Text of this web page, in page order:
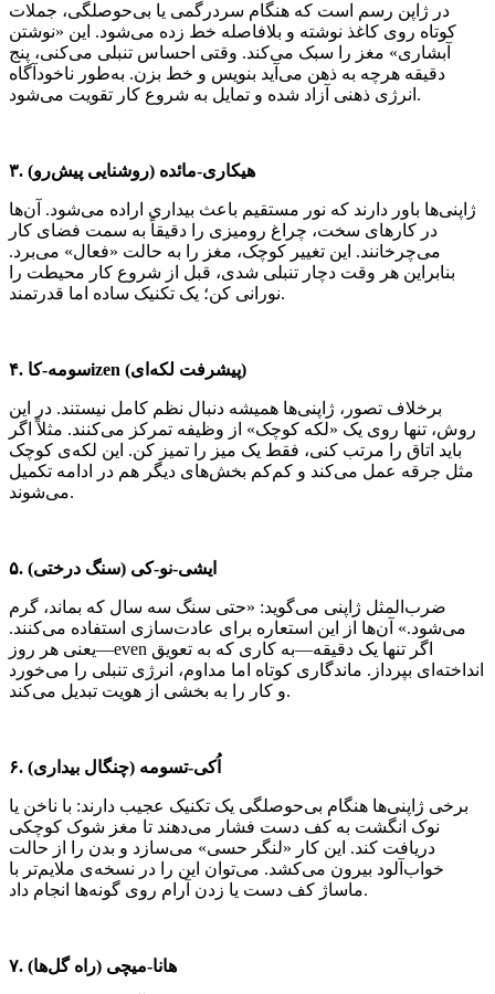
در ژاپن رسم است که هنگام سردرگمی یا بی‌حوصلگی، جملات
کوتاه روی کاغذ نوشته و بلافاصله خط زده می‌شود. این «نوشتن
آبشاری» مغز را سبک می‌کند. وقتی احساس تنبلی می‌کنی، پنج
دقیقه هرچه به ذهن می‌آید بنویس و خط بزن. به‌طور ناخودآگاه
انرژی ذهنی آزاد شده و تمایل به شروع کار تقویت می‌شود.
۳. هیکاری-مائده (روشنایی پیش‌رو)
ژاپنی‌ها باور دارند که نور مستقیم باعث بیداری اراده می‌شود. آن‌ها
در کارهای سخت، چراغ رومیزی را دقیقاً به سمت فضای کار
می‌چرخانند. این تغییر کوچک، مغز را به حالت «فعال» می‌برد.
بنابراین هر وقت دچار تنبلی شدی، قبل از شروع کار محیطت را
نورانی کن؛ یک تکنیک ساده اما قدرتمند.
۴. سومه-کاizen (پیشرفت لکه‌ای)
برخلاف تصور، ژاپنی‌ها همیشه دنبال نظم کامل نیستند. در این
روش، تنها روی یک «لکه کوچک» از وظیفه تمرکز می‌کنند. مثلاً اگر
باید اتاق را مرتب کنی، فقط یک میز را تمیز کن. این لکه‌ی کوچک
مثل جرقه عمل می‌کند و کم‌کم بخش‌های دیگر هم در ادامه تکمیل
می‌شوند.
۵. ایشی-نو-کی (سنگ درختی)
ضرب‌المثل ژاپنی می‌گوید: «حتی سنگ سه سال که بماند، گرم
می‌شود.» آن‌ها از این استعاره برای عادت‌سازی استفاده می‌کنند.
یعنی هر روز—even اگر تنها یک دقیقه—به کاری که به تعویق
انداخته‌ای بپرداز. ماندگاری کوتاه اما مداوم، انرژی تنبلی را می‌خورد
و کار را به بخشی از هویت تبدیل می‌کند.
۶. اُکی-تسومه (چنگال بیداری)
برخی ژاپنی‌ها هنگام بی‌حوصلگی یک تکنیک عجیب دارند: با ناخن یا
نوک انگشت به کف دست فشار می‌دهند تا مغز شوک کوچکی
دریافت کند. این کار «لنگر حسی» می‌سازد و بدن را از حالت
خواب‌آلود بیرون می‌کشد. می‌توان این را در نسخه‌ی ملایم‌تر با
ماساژ کف دست یا زدن آرام روی گونه‌ها انجام داد.
۷. هانا-میچی (راه گل‌ها)